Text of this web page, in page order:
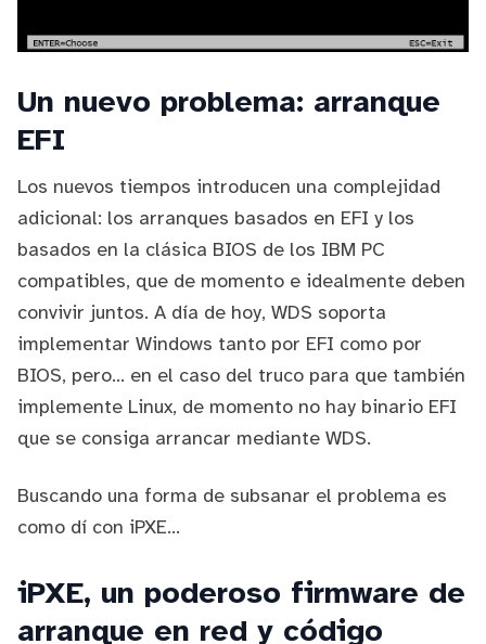
Un nuevo problema: arranque
EFI
Los nuevos tiempos introducen una complejidad
adicional: los arranques basados en EFI y los
basados en la clásica BIOS de los IBM PC
compatibles, que de momento e idealmente deben
convivir juntos. A día de hoy, WDS soporta
implementar Windows tanto por EFI como por
BIOS, pero... en el caso del truco para que también
implemente Linux, de momento no hay binario EFI
que se consiga arrancar mediante WDS.
Buscando una forma de subsanar el problema es
como dí con iPXE...
iPXE, un poderoso firmware de
arranque en red y código